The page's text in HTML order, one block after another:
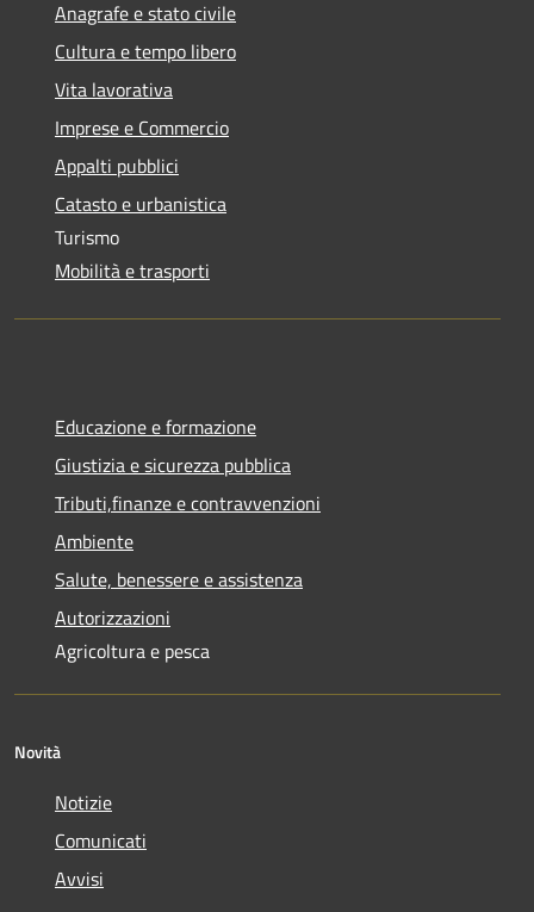
Anagrafe e stato civile
Cultura e tempo libero
Vita lavorativa
Imprese e Commercio
Appalti pubblici
Catasto e urbanistica
Turismo
Mobilità e trasporti
Educazione e formazione
Giustizia e sicurezza pubblica
Tributi,finanze e contravvenzioni
Ambiente
Salute, benessere e assistenza
Autorizzazioni
Agricoltura e pesca
Novità
Notizie
Comunicati
Avvisi